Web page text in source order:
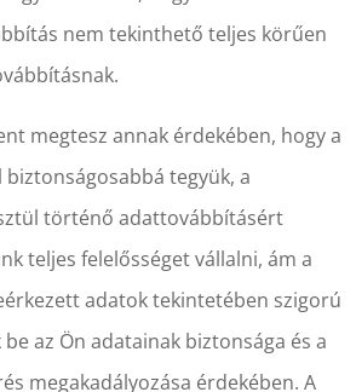
nem tekinthető teljes körűen
megtesz annak érdekében, hogy a
tegyük, a
történő adattovábbításért
teljes felelősséget vállalni, ám a
adatok tekintetében szigorú
az Ön adatainak biztonsága és a
megakadályozása érdekében. A